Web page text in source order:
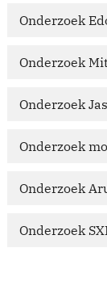
Onderzoek
Onderzoek
Onderzoek
Onderzoek
Onderzoek
Onderzoek